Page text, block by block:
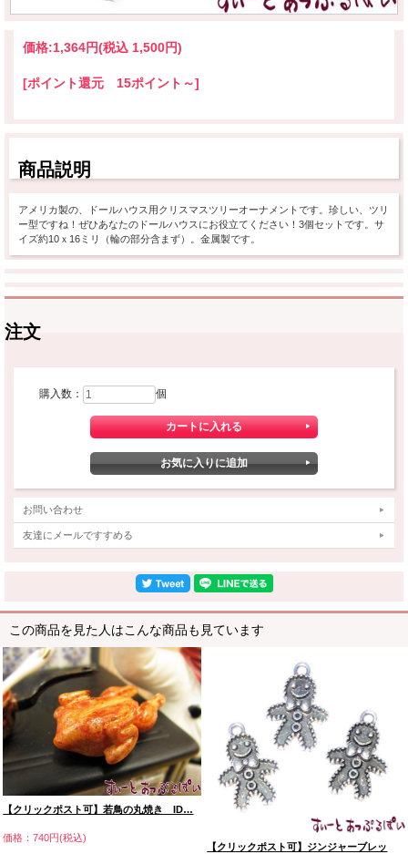
価格:1,364円(税込 1,500円)
[ポイント還元 15ポイント～]
商品説明
アメリカ製の、ドールハウス用クリスマスツリーオーナメントです。珍しい、ツリ
ー型ですね！ぜひあなたのドールハウスにお役立てください！3個セットです。サ
イズ約10ｘ16ミリ（輪の部分含まず）。金属製です。
注文
購入数： 個
お問い合わせ
友達にメールですすめる
この商品を見た人はこんな商品も見ています
【クリックポスト可】若鳥の丸焼き ID…
価格：740円(税込)
【クリックポスト可】ジンジャーブレッ